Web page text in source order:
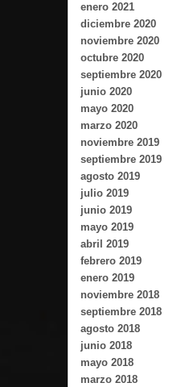
enero 2021
diciembre 2020
noviembre 2020
octubre 2020
septiembre 2020
junio 2020
mayo 2020
marzo 2020
noviembre 2019
septiembre 2019
agosto 2019
julio 2019
junio 2019
mayo 2019
abril 2019
febrero 2019
enero 2019
noviembre 2018
septiembre 2018
agosto 2018
junio 2018
mayo 2018
marzo 2018